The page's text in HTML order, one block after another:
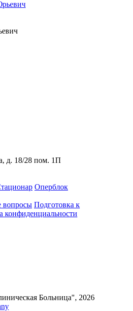
д. 18/28 пом. 1П
Оперблок
вопросы Подготовка к
конфиденциальности
Больница", 2026